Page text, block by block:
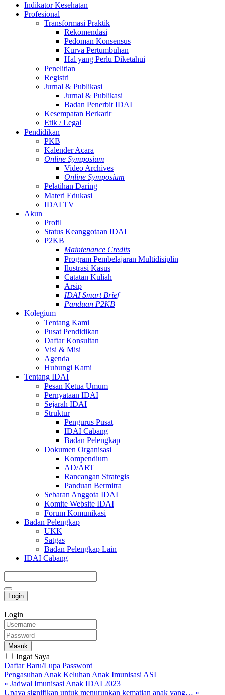
Indikator Kesehatan
Profesional
Transformasi Praktik
Rekomendasi
Pedoman Konsensus
Kurva Pertumbuhan
Hal yang Perlu Diketahui
Penelitian
Registri
Jurnal & Publikasi
Jurnal & Publikasi
Badan Penerbit IDAI
Kesempatan Berkarir
Etik / Legal
Pendidikan
PKB
Kalender Acara
Online Symposium
Video Archives
Online Symposium
Pelatihan Daring
Materi Edukasi
IDAI TV
Akun
Profil
Status Keanggotaan IDAI
P2KB
Maintenance Credits
Program Pembelajaran Multidisiplin
Ilustrasi Kasus
Catatan Kuliah
Arsip
IDAI Smart Brief
Panduan P2KB
Kolegium
Tentang Kami
Pusat Pendidikan
Daftar Konsultan
Visi & Misi
Agenda
Hubungi Kami
Tentang IDAI
Pesan Ketua Umum
Pernyataan IDAI
Sejarah IDAI
Struktur
Pengurus Pusat
IDAI Cabang
Badan Pelengkap
Dokumen Organisasi
Kompendium
AD/ART
Rancangan Strategis
Panduan Bermitra
Sebaran Anggota IDAI
Komite Website IDAI
Forum Komunikasi
Badan Pelengkap
UKK
Satgas
Badan Pelengkap Lain
IDAI Cabang
Login
Login
Masuk
Ingat Saya
Daftar Baru/Lupa Password
Pengasuhan Anak Keluhan Anak Imunisasi ASI
« Jadwal Imunisasi Anak IDAI 2023
Upaya signifikan untuk menurunkan kematian anak yang… »